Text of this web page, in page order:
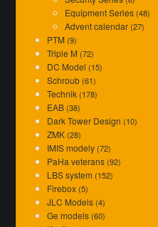
Equipment Series (48)
Advent calendar (27)
PTM (9)
Triple M (72)
DC Model (15)
Schroub (61)
Technik (178)
EAB (38)
Dark Tower Design (10)
ZMK (28)
IMIS modely (72)
PaHa veterans (92)
LBS system (152)
Firebox (5)
JLC Models (4)
Ge models (60)